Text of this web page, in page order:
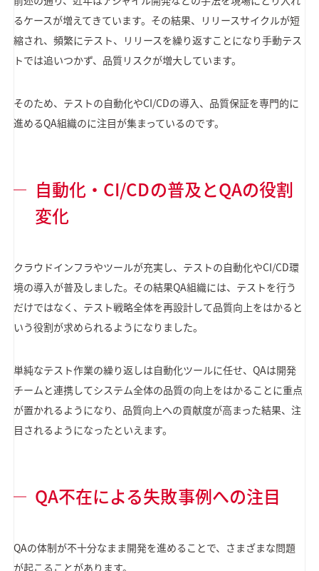
るケースが増えてきています。その結果、リリースサイクルが短
縮され、頻繁にテスト、リリースを繰り返すことになり手動テス
トでは追いつかず、品質リスクが増大しています。
そのため、テストの自動化やCI/CDの導入、品質保証を専門的に
進めるQA組織のに注目が集まっているのです。
自動化・CI/CDの普及とQAの役割
変化
クラウドインフラやツールが充実し、テストの自動化やCI/CD環
境の導入が普及しました。その結果QA組織には、テストを行う
だけではなく、テスト戦略全体を再設計して品質向上をはかると
いう役割が求められるようになりました。
単純なテスト作業の繰り返しは自動化ツールに任せ、QAは開発
チームと連携してシステム全体の品質の向上をはかることに重点
が置かれるようになり、品質向上への貢献度が高まった結果、注
目されるようになったといえます。
QA不在による失敗事例への注目
QAの体制が不十分なまま開発を進めることで、さまざまな問題
が起こることがあります。